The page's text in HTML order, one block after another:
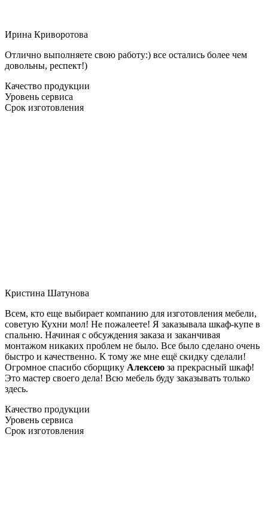
Ирина Криворотова
Отлично выполняете свою работу:) все остались более чем
довольны, респект!)
Качество продукции
Уровень сервиса
Срок изготовления
Кристина Шатунова
Всем, кто еще выбирает компанию для изготовления мебели,
советую Кухни мол! Не пожалеете! Я заказывала шкаф-купе в
спальню. Начиная с обсуждения заказа и заканчивая
монтажом никаких проблем не было. Все было сделано очень
быстро и качественно. К тому же мне ещё скидку сделали!
Огромное спасибо сборщику Алексею за прекрасный шкаф!
Это мастер своего дела! Всю мебель буду заказывать только
здесь.
Качество продукции
Уровень сервиса
Срок изготовления